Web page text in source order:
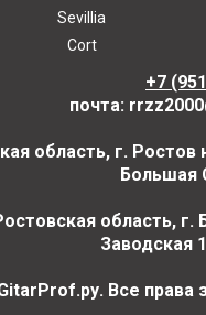
Sevillia
Cort
+7
почта:
область, г. Ростов
Большая
область, г.
Заводская
Все